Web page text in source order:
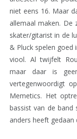
niet eens 16. Maar
allemaal maken. De
skater/gitarist in de
& Pluck spelen goed
viool. Al twijfelt
maar daar is
vertegenwoordigt
Memetics. Het
bassist van de
anders heeft gedaan